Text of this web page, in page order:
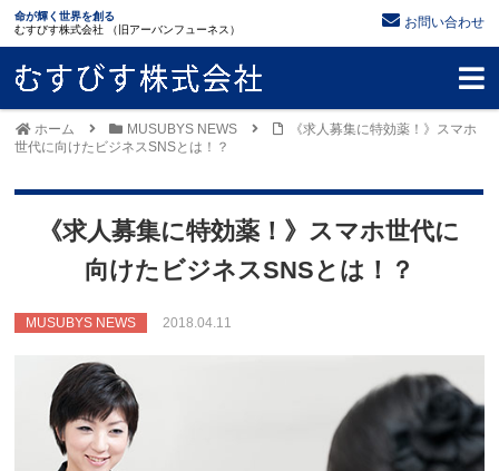
命が輝く世界を創る
むすびす株式会社 （旧アーバンフューネス）
お問い合わせ
ホーム MUSUBYS NEWS
《求人募集に特効薬！》スマホ
世代に向けたビジネスSNSとは！？
《求人募集に特効薬！》スマホ世代に
向けたビジネスSNSとは！？
MUSUBYS NEWS 2018.04.11